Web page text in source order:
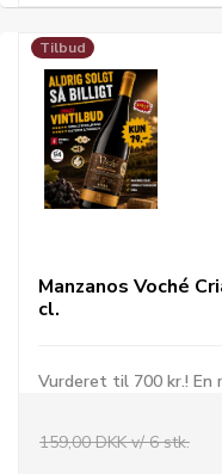
Tilbud
Manzanos Voché
cl.
Vurderet til 700 kr.!
159,00 DKK v/ 6 stk.